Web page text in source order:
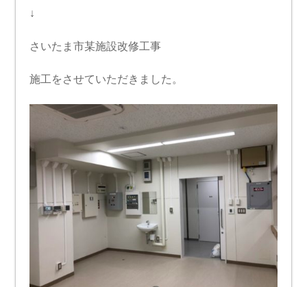
↓
さいたま市某施設改修工事
施工をさせていただきました。